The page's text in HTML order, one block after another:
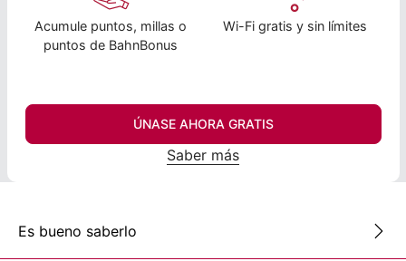
Acumule puntos, millas o
puntos de BahnBonus
Wi-Fi gratis y sin límites
ÚNASE AHORA GRATIS
Saber más
Es bueno saberlo